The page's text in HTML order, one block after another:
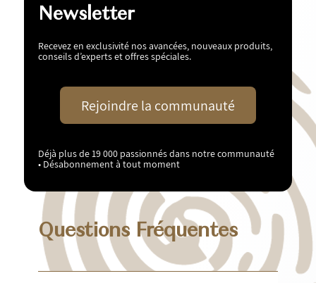
Newsletter
Recevez en exclusivité nos avancées, nouveaux produits,
conseils d’experts et offres spéciales.
Rejoindre la communauté
Déjà plus de 19 000 passionnés dans notre communauté
• Désabonnement à tout moment
Questions Fréquentes